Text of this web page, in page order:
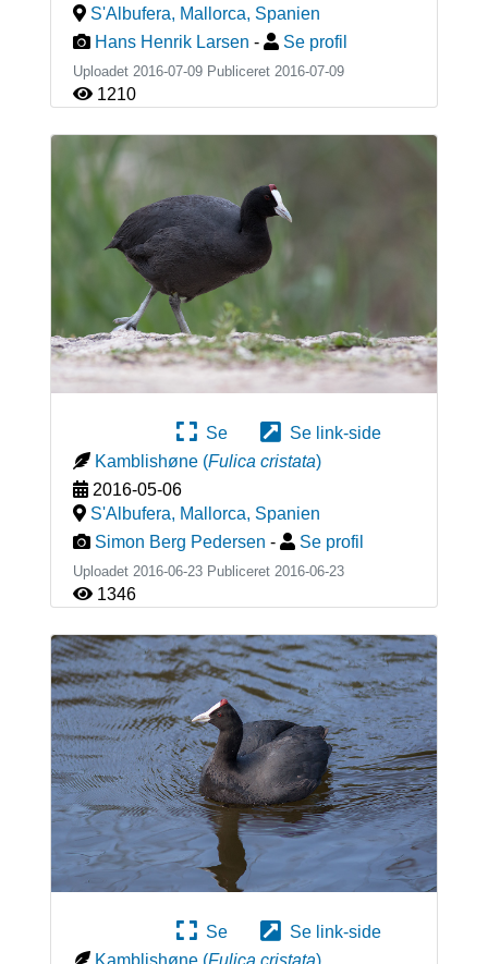
S'Albufera, Mallorca, Spanien
Hans Henrik Larsen - Se profil
Uploadet 2016-07-09 Publiceret 2016-07-09
1210
Se
Se link-side
Kamblishøne (Fulica cristata)
2016-05-06
S'Albufera, Mallorca, Spanien
Simon Berg Pedersen - Se profil
Uploadet 2016-06-23 Publiceret 2016-06-23
1346
Se
Se link-side
Kamblishøne (Fulica cristata)